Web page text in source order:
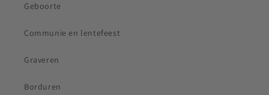
Geboorte
Communie en lentefeest
Graveren
Borduren